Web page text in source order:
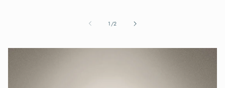
1 /af
2